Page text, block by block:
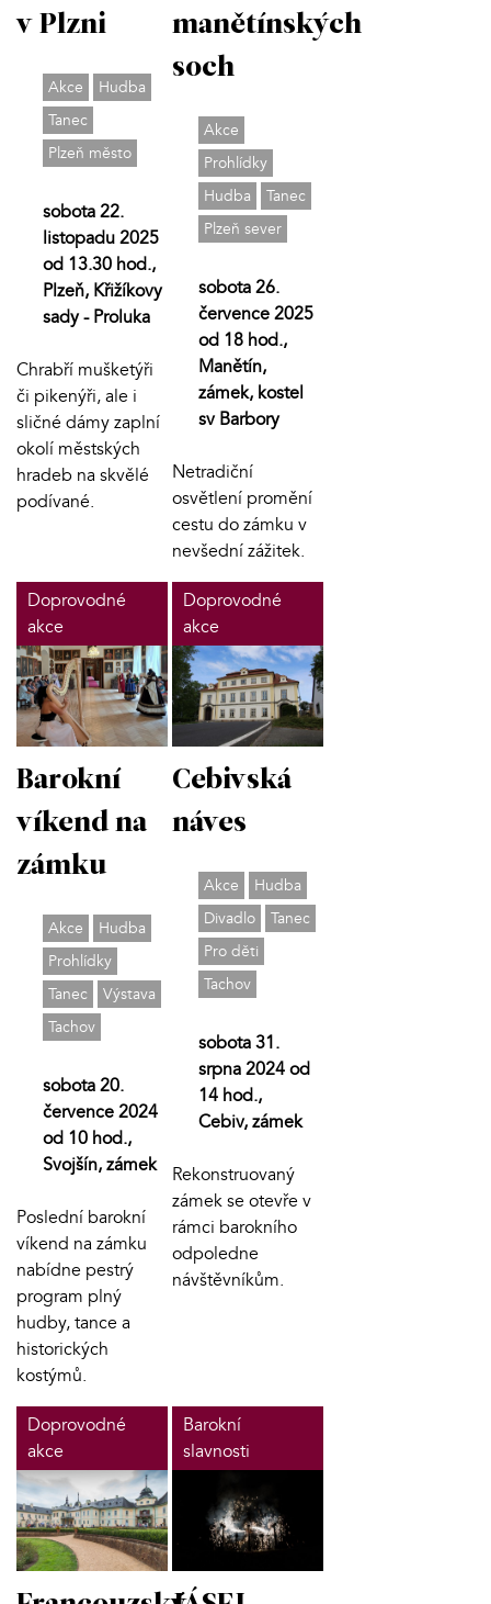
v Plzni
Akce
Hudba
Tanec
Plzeň město
sobota 22.
listopadu 2025
od 13.30 hod.,
Plzeň, Křižíkovy
sady - Proluka
Chrabří mušketýři
či pikenýři, ale i
sličné dámy zaplní
okolí městských
hradeb na skvělé
podívané.
manětínských
soch
Akce
Prohlídky
Hudba
Tanec
Plzeň sever
sobota 26.
července 2025
od 18 hod.,
Manětín,
zámek, kostel
sv Barbory
Netradiční
osvětlení promění
cestu do zámku v
nevšední zážitek.
Doprovodné
akce
Barokní
víkend na
zámku
Akce
Hudba
Prohlídky
Tanec
Výstava
Tachov
sobota 20.
července 2024
od 10 hod.,
Svojšín, zámek
Poslední barokní
víkend na zámku
nabídne pestrý
program plný
hudby, tance a
historických
kostýmů.
Doprovodné
akce
Cebivská
náves
Akce
Hudba
Divadlo
Tanec
Pro děti
Tachov
sobota 31.
srpna 2024 od
14 hod.,
Cebiv, zámek
Rekonstruovaný
zámek se otevře v
rámci barokního
odpoledne
návštěvníkům.
Doprovodné
akce
Barokní
slavnosti